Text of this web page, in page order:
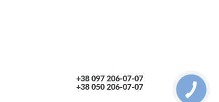
+38 097 206-07-07
+38 050 206-07-07